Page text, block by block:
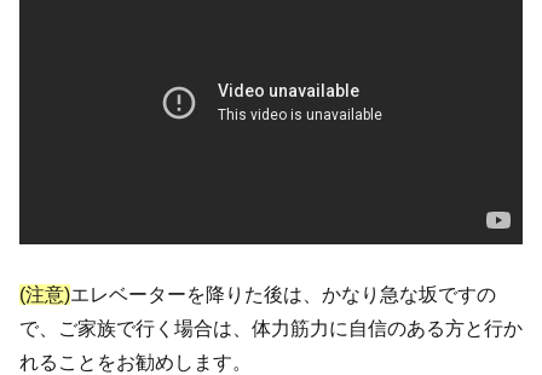
(注意)エレベーターを降りた後は、かなり急な坂ですの
で、ご家族で行く場合は、体力筋力に自信のある方と行か
れることをお勧めします。